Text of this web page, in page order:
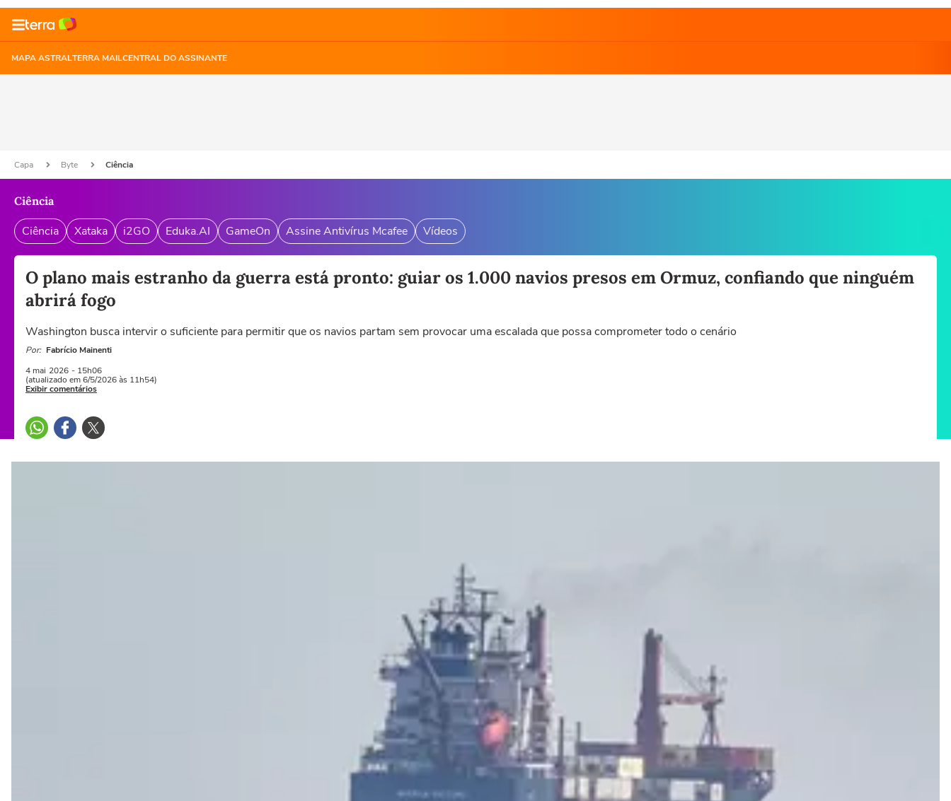
MAPA ASTRALTERRA MAILCENTRAL DO ASSINANTE
Capa Byte Ciência
Ciência
Ciência Xataka i2GO Eduka.AI GameOn Assine Antivírus Mcafee Vídeos
O plano mais estranho da guerra está pronto: guiar os 1.000 navios presos em Ormuz, confiando que ninguém
abrirá fogo
Washington busca intervir o suficiente para permitir que os navios partam sem provocar uma escalada que possa comprometer todo o cenário
Por: Fabrício Mainenti
4 mai 2026 - 15h06
(atualizado em 6/5/2026 às 11h54)
Exibir comentários